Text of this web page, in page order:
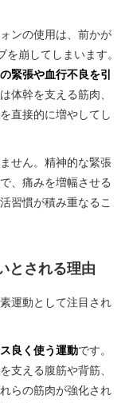
ンの使用は、前かが
崩してしまいます。
緊張や血行不良を引
体幹を支える筋肉、
直接的に増やしてし
せん。精神的な緊張
、痛みを増幅させる
習慣が積み重なるこ
とされる理由
運動として注目され
良く使う運動です。
支える腹筋や背筋、
らの筋肉が強化され